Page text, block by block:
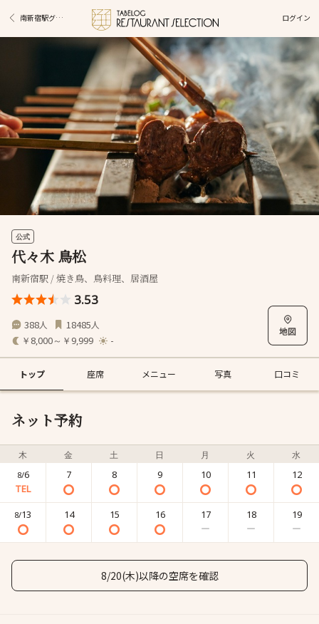
南新宿駅グルメ ログイン
公式
代々木 鳥松
南新宿駅 / 焼き鳥、鳥料理、居酒屋
3.53
388人 18485人
￥8,000～￥9,999 -
トップ 座席 メニュー 写真 口コミ
ネット予約
木 金 土 日 月 火 水
8/6 7 8 9 10 11 12
8/13 14 15 16 17 18 19
8/20(木)以降の空席を確認